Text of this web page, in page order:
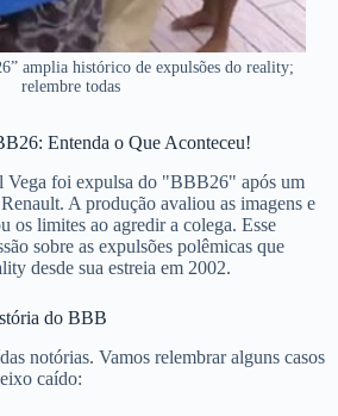
amplia histórico de expulsões do reality;
relembre todas
Entenda o Que Aconteceu!
Vega foi expulsa do "BBB26" após um
A produção avaliou as imagens e
os limites ao agredir a colega. Esse
sobre as expulsões polêmicas que
desde sua estreia em 2002.
do BBB
notórias. Vamos relembrar alguns casos
caído: